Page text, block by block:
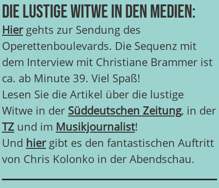
Die Lustige Witwe in den Medien:
Hiergehts zur Sendung des
Operettenboulevards. Die Sequenz mit
dem Interview mit Christiane Brammer ist
ca. ab Minute 39. Viel Spaß!
Lesen Sie die Artikel über die lustige
Witwe in der Süddeutschen Zeitung, in der
TZ und im Musikjournalist!
Und hiergibt es den fantastischen Auftritt
von Chris Kolonko in der Abendschau.